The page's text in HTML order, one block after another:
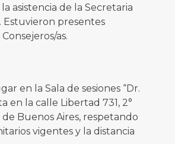
asistencia de la Secretaria
Estuvieron presentes
as.
en la Sala de sesiones “Dr.
en la calle Libertad 731, 2°
de Buenos Aires, respetando
vigentes y la distancia